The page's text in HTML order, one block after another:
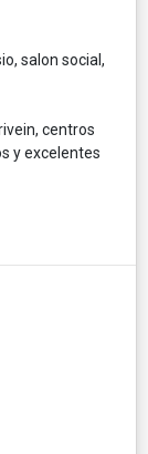
salon social,
centros
y excelentes